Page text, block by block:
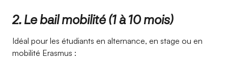
2. Le bail mobilité (1 à 10 mois)
Idéal pour les étudiants en alternance, en stage ou en
mobilité Erasmus :